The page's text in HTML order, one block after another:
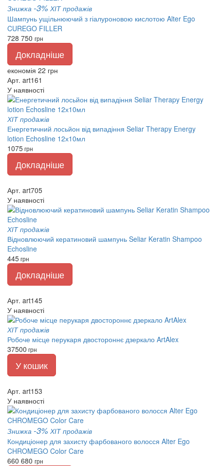
Знижка -3% ХІТ продажів
Шампунь ущільнюючий з гіалуроновою кислотою Alter Ego
CUREGO FILLER
728 750 грн
Докладніше
економія 22 грн
Арт. art161
У наявності
ХІТ продажів
Енергетичний лосьйон від випадіння Seliar Therapy Energy
lotion Echosline 12х10мл
1075грн
Докладніше
Арт. art705
У наявності
ХІТ продажів
Відновлюючий кератиновий шампунь Seliar Keratin Shampoo
Echosline
445грн
Докладніше
Арт. art145
У наявності
ХІТ продажів
Робоче місце перукаря двостороннє дзеркало ArtAlex
37500 грн
У кошик
Арт. art153
У наявності
Знижка -3% ХІТ продажів
Кондиціонер для захисту фарбованого волосся Alter Ego
CHROMEGO Color Care
660 680 грн